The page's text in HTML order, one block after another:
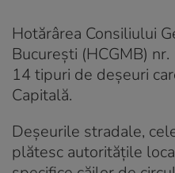
Hotărârea Consiliului
Bucureşti (HCGMB)
14 tipuri de deşeuri
Capitală.
Deşeurile stradale,
plătesc autorităţile